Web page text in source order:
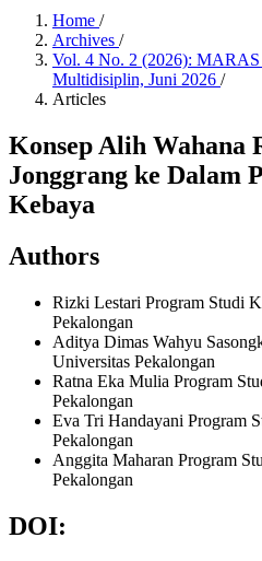
Home /
Archives /
Vol. 4 No. 2 (2026): MARAS
Multidisiplin, Juni 2026 /
Articles
Konsep Alih Wahana
Jonggrang ke Dalam
Kebaya
Authors
Rizki Lestari Program Studi
Pekalongan
Aditya Dimas Wahyu
Universitas Pekalongan
Ratna Eka Mulia Program
Pekalongan
Eva Tri Handayani Program
Pekalongan
Anggita Maharan Program
Pekalongan
DOI: